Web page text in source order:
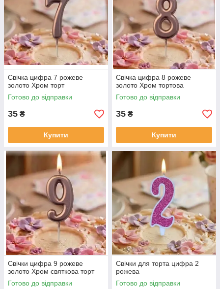
Свічка цифра 7 рожеве
золото Хром торт
Готово до відправки
35 ₴
Купити
Свічка цифра 8 рожеве
золото Хром тортова
Готово до відправки
35 ₴
Купити
Свічки цифра 9 рожеве
золото Хром святкова торт
Готово до відправки
Свічки для торта цифра 2
рожева
Готово до відправки